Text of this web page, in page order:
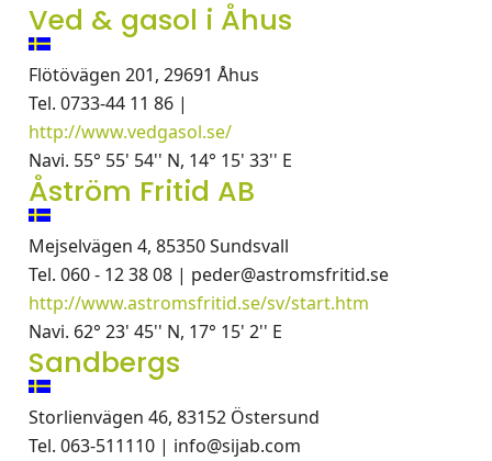
Ved & gasol i Åhus
Flötövägen 201, 29691 Åhus
Tel. 0733-44 11 86 |
http://www.vedgasol.se/
Navi. 55° 55' 54'' N, 14° 15' 33'' E
Åström Fritid AB
Mejselvägen 4, 85350 Sundsvall
Tel. 060 - 12 38 08 | peder@astromsfritid.se
http://www.astromsfritid.se/sv/start.htm
Navi. 62° 23' 45'' N, 17° 15' 2'' E
Sandbergs
Storlienvägen 46, 83152 Östersund
Tel. 063-511110 | info@sijab.com